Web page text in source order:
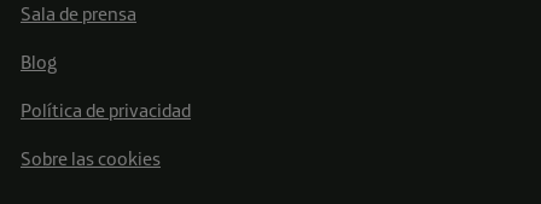
Sala de prensa
Blog
Política de privacidad
Sobre las cookies